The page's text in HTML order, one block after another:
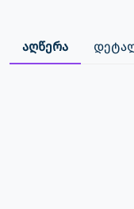
აღწერა